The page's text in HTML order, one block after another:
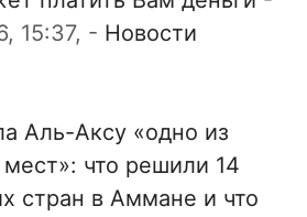
15:37, - Новости
Аль-Аксу «одно из
что решили 14
стран в Аммане и что